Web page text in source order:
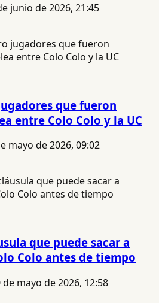
junio de 2026, 21:45
que fueron
entre Colo Colo y la UC
mayo de 2026, 09:02
que puede sacar a
Colo antes de tiempo
de mayo de 2026, 12:58